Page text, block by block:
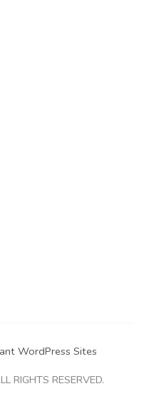
WordPress Sites
RIGHTS RESERVED.